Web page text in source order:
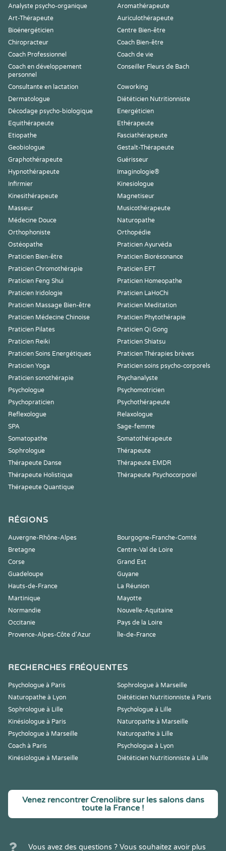
Analyste psycho-organique
Aromathérapeute
Art-Thérapeute
Auriculothérapeute
Bioénergéticien
Centre Bien-être
Chiropracteur
Coach Bien-être
Coach Professionnel
Coach de vie
Coach en développement
personnel
Conseiller Fleurs de Bach
Consultante en lactation
Coworking
Dermatologue
Diététicien Nutritionniste
Décodage psycho-biologique
Energéticien
Equithérapeute
Ethérapeute
Etiopathe
Fasciathérapeute
Geobiologue
Gestalt-Thérapeute
Graphothérapeute
Guérisseur
Hypnothérapeute
Imaginologie®
Infirmier
Kinesiologue
Kinesithérapeute
Magnetiseur
Masseur
Musicothérapeute
Médecine Douce
Naturopathe
Orthophoniste
Orthopédie
Ostéopathe
Praticien Ayurvéda
Praticien Bien-être
Praticien Biorésonance
Praticien Chromothérapie
Praticien EFT
Praticien Feng Shui
Praticien Homeopathe
Praticien Iridologie
Praticien LaHoChi
Praticien Massage Bien-être
Praticien Meditation
Praticien Médecine Chinoise
Praticien Phytothérapie
Praticien Pilates
Praticien Qi Gong
Praticien Reiki
Praticien Shiatsu
Praticien Soins Energétiques
Praticien Thérapies brèves
Praticien Yoga
Praticien soins psycho-corporels
Praticien sonothérapie
Psychanalyste
Psychologue
Psychomotricien
Psychopraticien
Psychothérapeute
Reflexologue
Relaxologue
SPA
Sage-femme
Somatopathe
Somatothérapeute
Sophrologue
Thérapeute
Thérapeute Danse
Thérapeute EMDR
Thérapeute Holistique
Thérapeute Psychocorporel
Thérapeute Quantique
RÉGIONS
Auvergne-Rhône-Alpes
Bourgogne-Franche-Comté
Bretagne
Centre-Val de Loire
Corse
Grand Est
Guadeloupe
Guyane
Hauts-de-France
La Réunion
Martinique
Mayotte
Normandie
Nouvelle-Aquitaine
Occitanie
Pays de la Loire
Provence-Alpes-Côte d'Azur
Île-de-France
RECHERCHES FRÉQUENTES
Psychologue à Paris
Sophrologue à Marseille
Naturopathe à Lyon
Diététicien Nutritionniste à Paris
Sophrologue à Lille
Psychologue à Lille
Kinésiologue à Paris
Naturopathe à Marseille
Psychologue à Marseille
Naturopathe à Lille
Coach à Paris
Psychologue à Lyon
Kinésiologue à Marseille
Diététicien Nutritionniste à Lille
Venez rencontrer Crenolibre sur les salons dans
toute la France !
Vous avez des questions ? Vous souhaitez avoir plus